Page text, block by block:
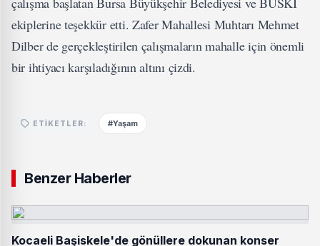
ekiplerine teşekkür etti. Zafer Mahallesi Muhtarı Mehmet
Dilber de gerçekleştirilen çalışmaların mahalle için önemli
bir ihtiyacı karşıladığının altını çizdi.
ETIKETLER: #Yaşam
Benzer Haberler
Kocaeli Başiskele'de gönüllere dokunan konser